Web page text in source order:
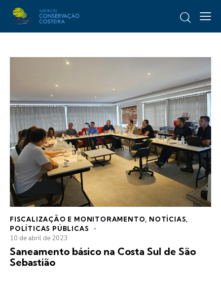
FISCALIZAÇÃO E MONITORAMENTO, NOTÍCIAS,
POLÍTICAS PÚBLICAS
10 de abril de 2023
Saneamento básico na Costa Sul de São
Sebastião